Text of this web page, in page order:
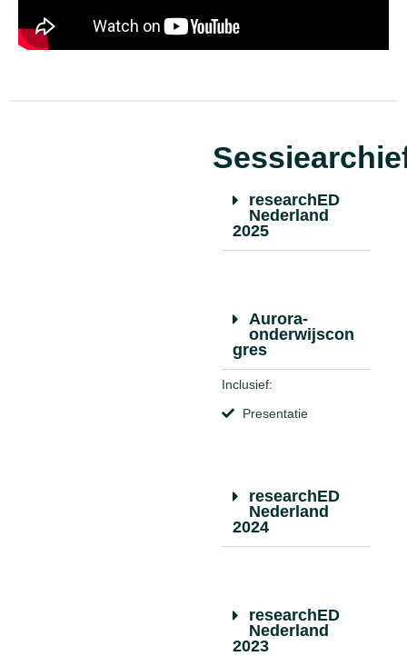
researchED
Nederland
2025
Aurora-
onderwijscon
gres
Inclusief:
Presentatie
researchED
Nederland
2024
researchED
Nederland
2023